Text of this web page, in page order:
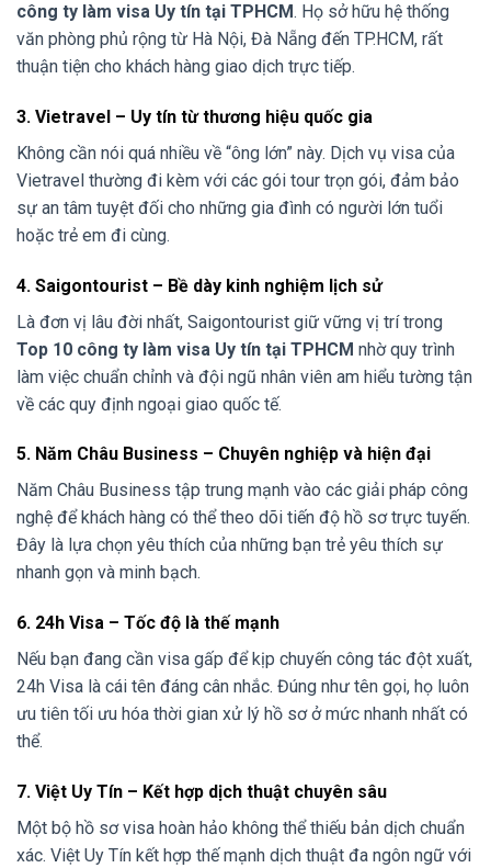
công ty làm visa Uy tín tại TPHCM. Họ sở hữu hệ thống
văn phòng phủ rộng từ Hà Nội, Đà Nẵng đến TP.HCM, rất
thuận tiện cho khách hàng giao dịch trực tiếp.
3. Vietravel – Uy tín từ thương hiệu quốc gia
Không cần nói quá nhiều về “ông lớn” này. Dịch vụ visa của
Vietravel thường đi kèm với các gói tour trọn gói, đảm bảo
sự an tâm tuyệt đối cho những gia đình có người lớn tuổi
hoặc trẻ em đi cùng.
4. Saigontourist – Bề dày kinh nghiệm lịch sử
Là đơn vị lâu đời nhất, Saigontourist giữ vững vị trí trong
Top 10 công ty làm visa Uy tín tại TPHCM nhờ quy trình
làm việc chuẩn chỉnh và đội ngũ nhân viên am hiểu tường tận
về các quy định ngoại giao quốc tế.
5. Năm Châu Business – Chuyên nghiệp và hiện đại
Năm Châu Business tập trung mạnh vào các giải pháp công
nghệ để khách hàng có thể theo dõi tiến độ hồ sơ trực tuyến.
Đây là lựa chọn yêu thích của những bạn trẻ yêu thích sự
nhanh gọn và minh bạch.
6. 24h Visa – Tốc độ là thế mạnh
Nếu bạn đang cần visa gấp để kịp chuyến công tác đột xuất,
24h Visa là cái tên đáng cân nhắc. Đúng như tên gọi, họ luôn
ưu tiên tối ưu hóa thời gian xử lý hồ sơ ở mức nhanh nhất có
thể.
7. Việt Uy Tín – Kết hợp dịch thuật chuyên sâu
Một bộ hồ sơ visa hoàn hảo không thể thiếu bản dịch chuẩn
xác. Việt Uy Tín kết hợp thế mạnh dịch thuật đa ngôn ngữ với